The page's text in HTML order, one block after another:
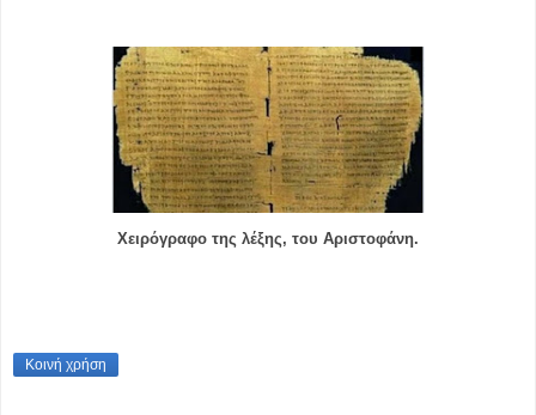
Χειρόγραφο της λέξης, του Αριστοφάνη.
Κοινή χρήση